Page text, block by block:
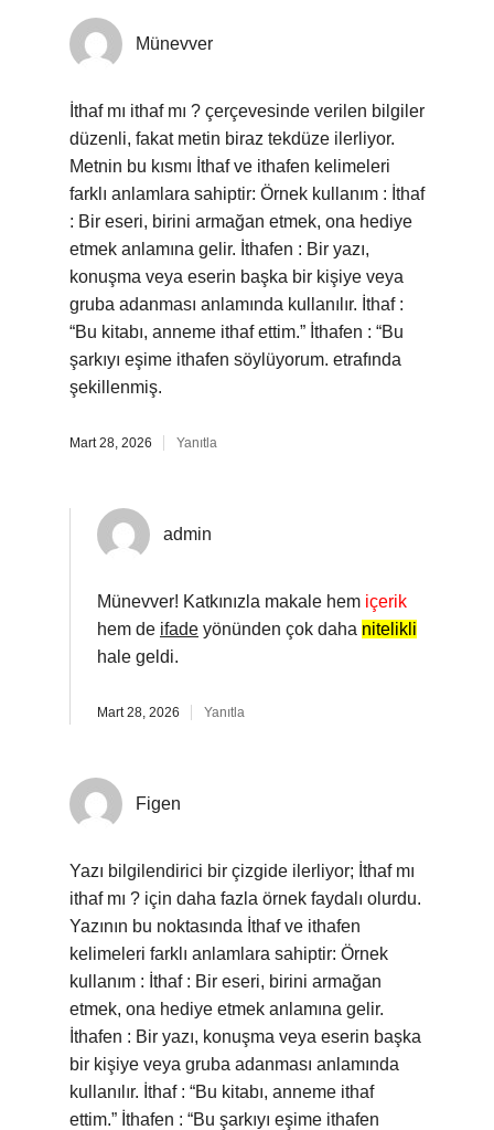
Münevver
İthaf mı ithaf mı ? çerçevesinde verilen bilgiler
düzenli, fakat metin biraz tekdüze ilerliyor.
Metnin bu kısmı İthaf ve ithafen kelimeleri
farklı anlamlara sahiptir: Örnek kullanım : İthaf
: Bir eseri, birini armağan etmek, ona hediye
etmek anlamına gelir. İthafen : Bir yazı,
konuşma veya eserin başka bir kişiye veya
gruba adanması anlamında kullanılır. İthaf :
“Bu kitabı, anneme ithaf ettim.” İthafen : “Bu
şarkıyı eşime ithafen söylüyorum. etrafında
şekillenmiş.
Mart 28, 2026 Yanıtla
admin
Münevver! Katkınızla makale hem içerik
hem de ifade yönünden çok daha nitelikli
hale geldi.
Mart 28, 2026 Yanıtla
Figen
Yazı bilgilendirici bir çizgide ilerliyor; İthaf mı
ithaf mı ? için daha fazla örnek faydalı olurdu.
Yazının bu noktasında İthaf ve ithafen
kelimeleri farklı anlamlara sahiptir: Örnek
kullanım : İthaf : Bir eseri, birini armağan
etmek, ona hediye etmek anlamına gelir.
İthafen : Bir yazı, konuşma veya eserin başka
bir kişiye veya gruba adanması anlamında
kullanılır. İthaf : “Bu kitabı, anneme ithaf
ettim.” İthafen : “Bu şarkıyı eşime ithafen